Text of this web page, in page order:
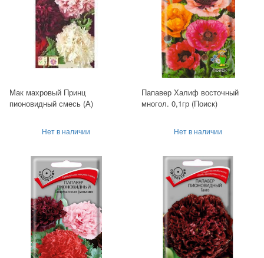
Мак махровый Принц
пионовидный смесь (А)
Нет в наличии
Папавер Халиф восточный
многол. 0,1гр (Поиск)
Нет в наличии